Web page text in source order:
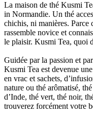
La maison de thé Kusmi
in Normandie. Un thé
chichis, ni manières. Parce
rassemble novice et
le plaisir. Kusmi Tea, quoi
Guidée par la passion et
Kusmi Tea est devenue
en vrac et sachets,
nature ou thé arômatisé,
d’Inde, thé vert, thé noir,
trouverez forcément votre